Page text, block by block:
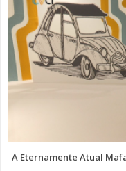
A Eternamente Atual